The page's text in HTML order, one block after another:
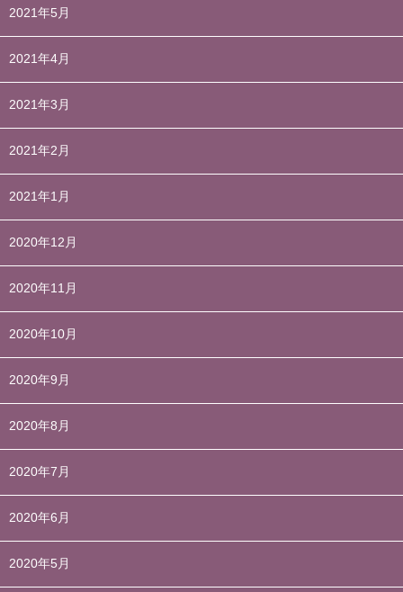
2021年5月
2021年4月
2021年3月
2021年2月
2021年1月
2020年12月
2020年11月
2020年10月
2020年9月
2020年8月
2020年7月
2020年6月
2020年5月